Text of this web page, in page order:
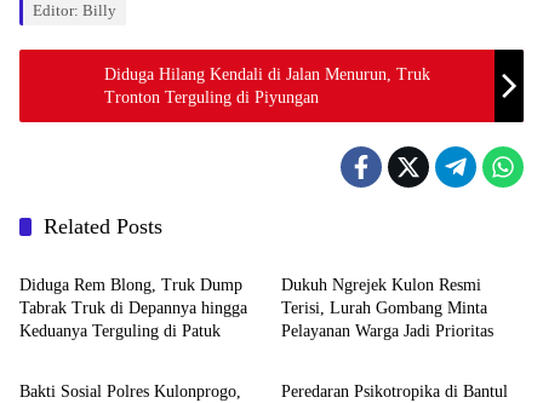
Editor: Billy
Diduga Hilang Kendali di Jalan Menurun, Truk
Tronton Terguling di Piyungan
Related Posts
Berita
Diduga Rem Blong, Truk Dump
Tabrak Truk di Depannya hingga
Keduanya Terguling di Patuk
Dukuh Ngrejek Kulon Resmi
Terisi, Lurah Gombang Minta
Pelayanan Warga Jadi Prioritas
Berita
Bakti Sosial Polres Kulonprogo,
Berita
Peredaran Psikotropika di Bantul